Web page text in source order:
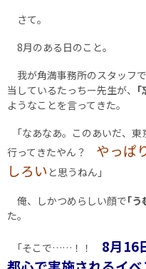
さて。
8月のある日のこと。
我が角満事務所のスタッフ
当しているたっちー先生が、 ｢
ようなことを言ってきた。
｢なあなあ。このあいだ、東
行ってきたやん？ やっぱ
しろい と思うねん｣
俺、しかつめらしい顔で｢う
た。
｢そこで……！！ 8月16